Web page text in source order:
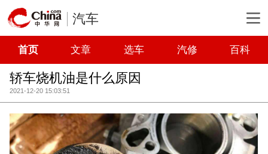
汽车
首页 文章 选车 汽修 百科
轿车烧机油是什么原因
2021-12-20 15:03:51